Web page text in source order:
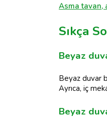
Asma tavan,
Sıkça
Beyaz
Beyaz duvar
Ayrıca, iç
Beyaz